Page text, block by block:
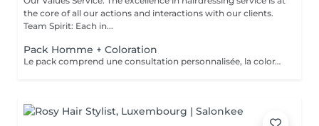
the core of all our actions and interactions with our clients.
Team Spirit: Each in...
Pack Homme + Coloration
Le pack comprend une consultation personnalisée, la coloration avec les produits LOREAL PROFESSIONNEL , shampooing et conditionneur spécifiques REDKEN , la coupe IGORANCE ( finitions sur cheveux secs) , les produits de styling REDKEN * Tarifs à titre indicatifs à confirmer après la consultation personnalisée établit auprès de votre coiffeur/stylist/spécialiste * La direction se réserve le droit d’apporter des modifications pour le bon fonctionnement du salon